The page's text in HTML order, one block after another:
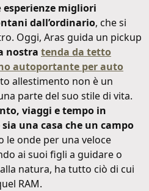
esperienze migliori
dall’ordinario, che si
Oggi, Aras guida un pickup
nostra tenda da tetto
autoportante per auto
allestimento non è un
parte del suo stile di vita.
viaggi e tempo in
una casa che un campo
le onde per una veloce
ai suoi figli a guidare o
natura, ha tutto ciò di cui
RAM.